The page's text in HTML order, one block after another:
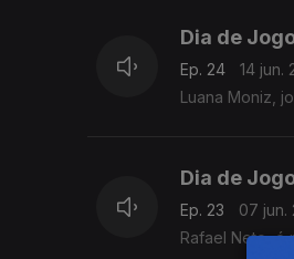
Dia de
Ep. 24
14 jun.
Dia de
Ep. 23
07 jun.
Rafael Neto, é